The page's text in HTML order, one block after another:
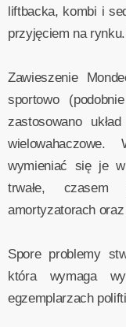
liftbacka, kombi i
przyjęciem na
Zawieszenie
sportowo
zastosowano
wymieniać się je
trwałe,
amortyzatorach
Spore problemy
która wymaga
egzemplarzach